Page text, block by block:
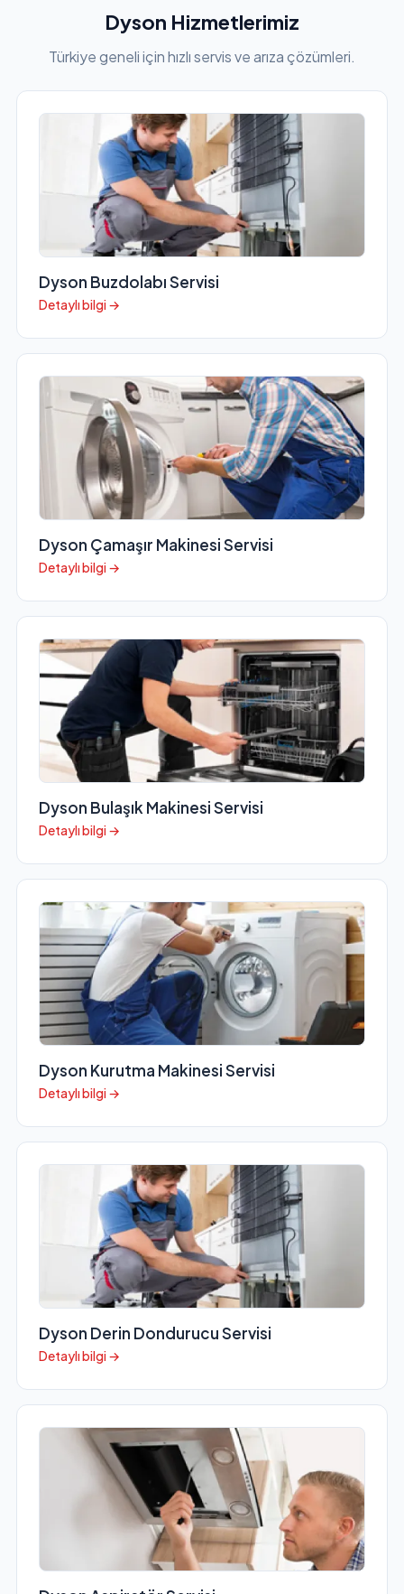
Dyson Hizmetlerimiz
Türkiye geneli için hızlı servis ve arıza çözümleri.
Dyson Buzdolabı Servisi
Detaylı bilgi →
Dyson Çamaşır Makinesi Servisi
Detaylı bilgi →
Dyson Bulaşık Makinesi Servisi
Detaylı bilgi →
Dyson Kurutma Makinesi Servisi
Detaylı bilgi →
Dyson Derin Dondurucu Servisi
Detaylı bilgi →